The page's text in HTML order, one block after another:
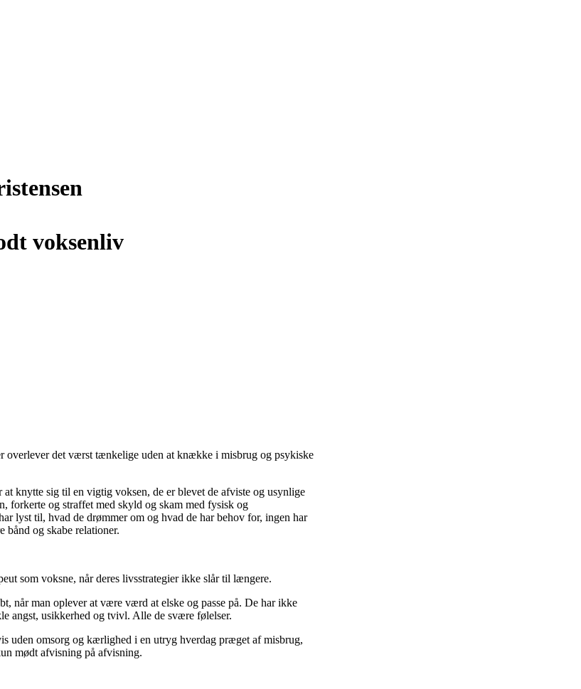
voksenliv
overlever det værst tænkelige uden at knække i misbrug og psykiske
knytte sig til en vigtig voksen, de er blevet de afviste og usynlige
forkerte og straffet med skyld og skam med fysisk og
lyst til, hvad de drømmer om og hvad de har behov for, ingen har
og skabe relationer.
som voksne, når deres livsstrategier ikke slår til længere.
når man oplever at være værd at elske og passe på. De har ikke
angst, usikkerhed og tvivl. Alle de svære følelser.
uden omsorg og kærlighed i en utryg hverdag præget af misbrug,
mødt afvisning på afvisning.